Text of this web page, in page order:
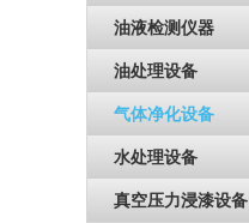
油液检测仪器
油处理设备
气体净化设备
水处理设备
真空压力浸漆设备